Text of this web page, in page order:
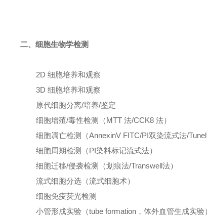
二、细胞生物学检测
2D 细胞培养和观察
3D 细胞培养和观察
原代细胞分离/培养/鉴定
细胞增殖/毒性检测（MTT 法/CCK8 法）
细胞凋亡检测（AnnexinV FITC/PI双染流式法/Tunel
细胞周期检测（PI染料标记流式法）
细胞迁移/侵袭检测（划痕法/Transwell法）
流式细胞分选（流式细胞术）
细胞免疫荧光检测
小管形成实验（tube formation，体外血管生成实验